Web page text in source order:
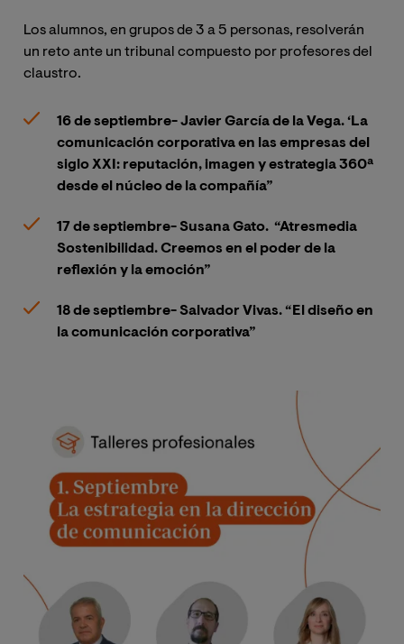
Los alumnos, en grupos de 3 a 5 personas, resolverán
un reto ante un tribunal compuesto por profesores del
claustro.
16 de septiembre- Javier García de la Vega. ‘La
comunicación corporativa en las empresas del
siglo XXI: reputación, imagen y estrategia 360ª
desde el núcleo de la compañía”
17 de septiembre- Susana Gato. “Atresmedia
Sostenibilidad. Creemos en el poder de la
reflexión y la emoción”
18 de septiembre- Salvador Vivas. “El diseño en
la comunicación corporativa”